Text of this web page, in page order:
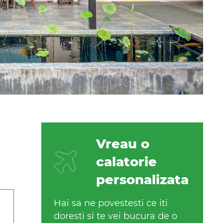
Vreau o
calatorie
personalizata
Hai sa ne povestesti ce iti
doresti si te vei bucura de o